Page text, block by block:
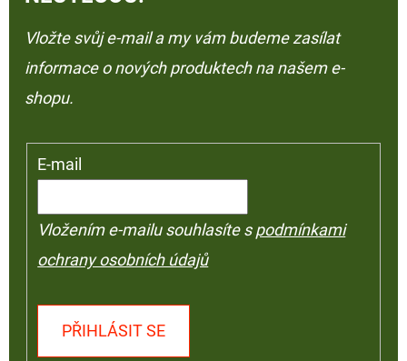
Vložte svůj e-mail a my vám budeme zasílat
informace o nových produktech na našem e-
shopu.
E-mail
Vložením e-mailu souhlasíte spodmínkami
ochrany osobních údajů
PŘIHLÁSIT SE